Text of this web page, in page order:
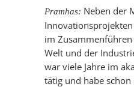
Pramhas: Neben der
im
Welt und der
war viele Jahre im
tätig und habe